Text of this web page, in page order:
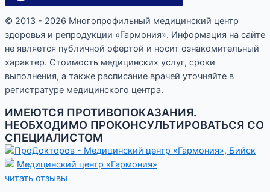
© 2013 - 2026 Многопрофильный медицинский центр
здоровья и репродукции «Гармония». Информация на сайте
не является публичной офертой и носит ознакомительный
характер. Стоимость медицинских услуг, сроки
выполнения, а также расписание врачей уточняйте в
регистратуре медицинского центра.
ИМЕЮТСЯ ПРОТИВОПОКАЗАНИЯ.
НЕОБХОДИМО ПРОКОНСУЛЬТИРОВАТЬСЯ СО
СПЕЦИАЛИСТОМ
Медицинский центр «Гармония»
читать отзывы